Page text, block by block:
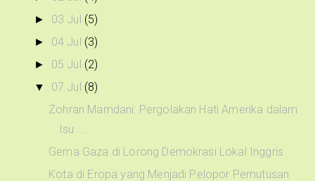
► 03 Jul (5)
► 04 Jul (3)
► 05 Jul (2)
▼ 07 Jul (8)
Zohran Mamdani: Pergolakan Hati Amerika dalam
Isu ...
Gema Gaza di Lorong Demokrasi Lokal Inggris
Kota di Eropa yang Menjadi Pelopor Pemutusan